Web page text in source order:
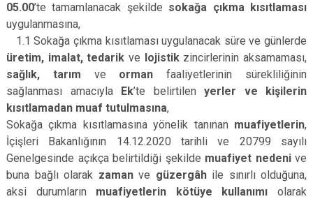
05.00’te tamamlanacak şekilde sokağa çıkma kısıtlaması
uygulanmasına,
1.1 Sokağa çıkma kısıtlaması uygulanacak süre ve günlerde
üretim, imalat, tedarik ve lojistikzincirlerinin aksamaması,
sağlık, tarım ve orman faaliyetlerinin sürekliliğinin
sağlanması amacıyla Ek’te belirtilen yerler ve kişilerin
kısıtlamadan muaf tutulmasına,
Sokağa çıkma kısıtlamasına yönelik tanınan muafiyetlerin,
İçişleri Bakanlığının 14.12.2020 tarihli ve 20799 sayılı
Genelgesinde açıkça belirtildiği şekilde muafiyet nedenive
buna bağlı olarak zamanve güzergâhile sınırlı olduğuna,
aksi durumların muafiyetlerin kötüye kullanımı olarak